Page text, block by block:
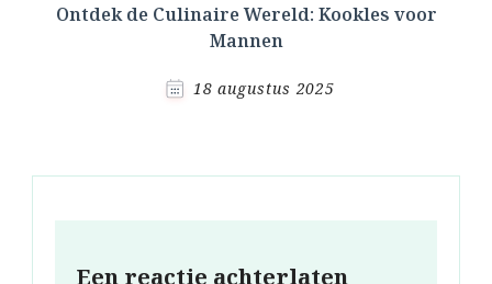
Ontdek de Culinaire Wereld: Kookles voor
Mannen
18 augustus 2025
Een reactie achterlaten